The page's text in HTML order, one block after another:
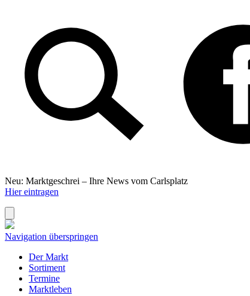
Neu: Marktgeschrei – Ihre News vom Carlsplatz
Hier eintragen
Navigation überspringen
Der Markt
Sortiment
Termine
Marktleben